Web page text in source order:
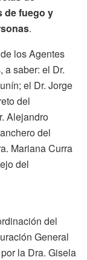
de fuego y
.
los Agentes
a saber: el Dr.
el Dr. Jorge
del
Alejandro
del
Mariana Curra
del
del
General
la Dra. Gisela